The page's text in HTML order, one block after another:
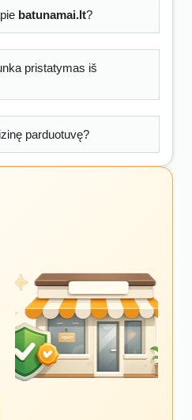
batunamai.lt?
pristatymas iš
parduotuvę?